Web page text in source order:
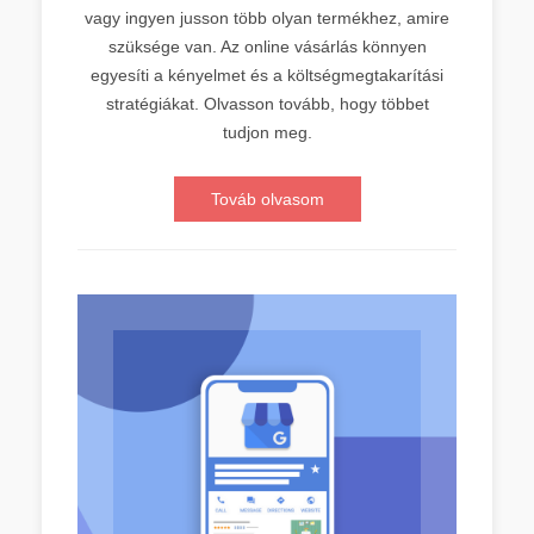
vagy ingyen jusson több olyan termékhez, amire
szüksége van. Az online vásárlás könnyen
egyesíti a kényelmet és a költségmegtakarítási
stratégiákat. Olvasson tovább, hogy többet
tudjon meg.
Továb olvasom